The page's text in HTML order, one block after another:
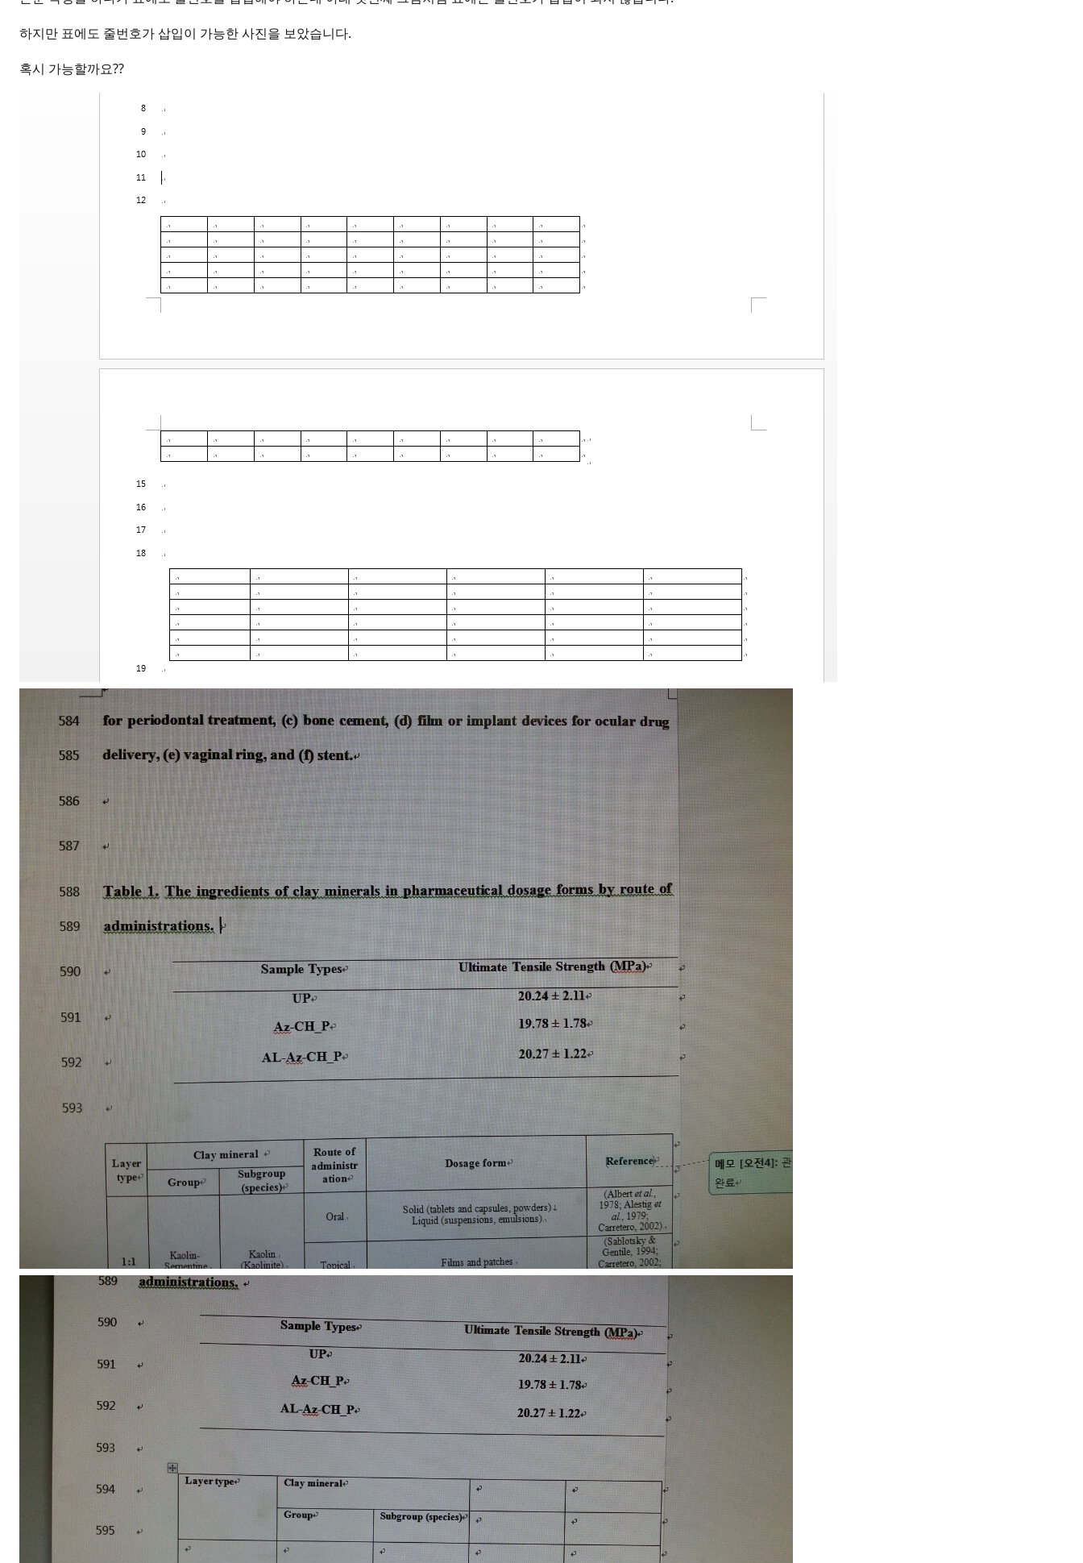
하지만 표에도 줄번호가 삽입이 가능한 사진을 보았습니다.
혹시 가능할까요??